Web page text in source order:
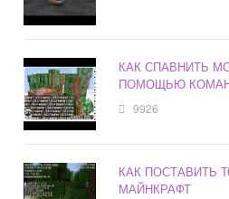
КАК СПАВНИТЬ
ПОМОЩЬЮ
9926
КАК ПОСТАВИТЬ
МАЙНКРАФТ